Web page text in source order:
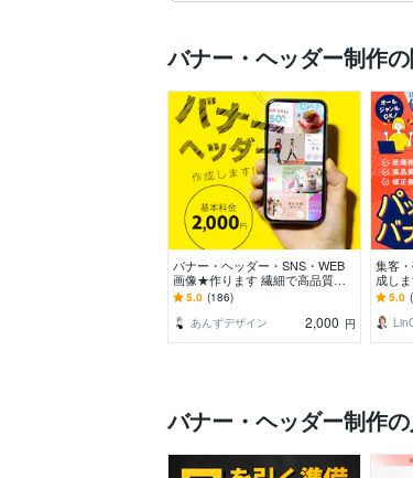
バナー・ヘッダー制作
バナー・ヘッダー・SNS・WEB
画像★作ります 繊細で高品質な
デザインを届けます♪
5.0 (186)
あんずデザイン
2,000 円
集客
成し
画像
5.0
バナー・ヘッダー制作